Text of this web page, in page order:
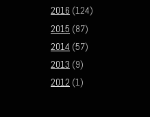
2016 (124)
2015 (87)
2014 (57)
2013 (9)
2012 (1)